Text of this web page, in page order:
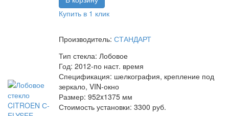
Купить в 1 клик
Производитель: СТАНДАРТ
Тип стекла: Лобовое
Год: 2012-по наст. время
Спецификация: шелкография, крепление под
зеркало, VIN-окно
Размер: 952x1375 мм
Стоимость установки: 3300 руб.